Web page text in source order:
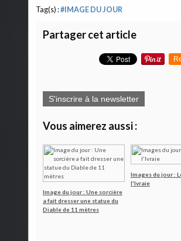
Tag(s) :#IMAGE DU JOUR
Partager cet article
S'inscrire à la newsletter
Vous aimerez aussi :
Image du jour : Une sorcière
a fait dresser une statue du
Diable de 11 mètres
Images du jour :
l'Ivraie